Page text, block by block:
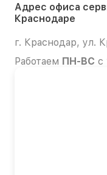
Адрес офиса
Краснодаре
г. Краснодар, ул.
Работаем ПН-ВС с